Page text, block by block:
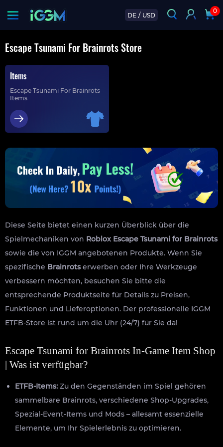
DE / USD
0
Escape Tsunami For Brainrots Store
Items
Escape Tsunami For Brainrots
Items
Diese Seite bietet einen kurzen Überblick über die
Spielmechaniken von Roblox Escape Tsunami for Brainrots
sowie die von IGGM angebotenen Produkte. Wenn Sie
spezifische Brainrots erwerben oder Ihre Werkzeuge
verbessern möchten, besuchen Sie bitte die
entsprechende Produktseite für Details zu Preisen,
Funktionen und Lieferoptionen. Der professionelle IGGM
ETFB-Store ist rund um die Uhr (24/7) für Sie da!
Escape Tsunami for Brainrots In-Game Item Shop
| Was ist verfügbar?
ETFB-Items: Zu den Gegenständen im Spiel gehören
sammelbare Brainrots, verschiedene Shop-Upgrades,
Spezial-Event-Items und Mods – allesamt essenzielle
Elemente, um Ihr Spielerlebnis zu optimieren.